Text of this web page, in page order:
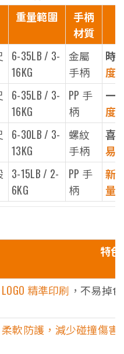
重量範圍
手柄
材質
6-35LB / 3-
16KG
金屬
手柄
時
度
6-35LB / 3-
16KG
PP 手
柄
一
度
6-30LB / 3-
13KG
螺紋
手柄
喜
易
3-15LB / 2-
6KG
PP 手
柄
新
量
特
LOGO 精準印刷 ，不易掉
柔軟防護，減少碰撞傷害